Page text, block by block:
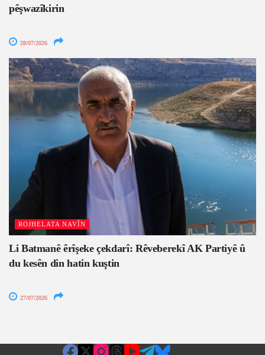
pêşwazîkirin
28/07/2026
ROJHELATA NAVÎN
Li Batmanê êrîşeke çekdarî: Rêveberekî AK Partiyê û
du kesên din hatin kuştin
27/07/2026